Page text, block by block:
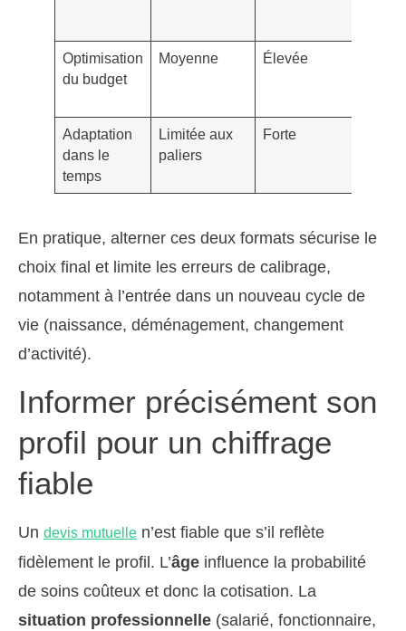
Optimisation
du budget
Moyenne Élevée
Adaptation
dans le
temps
Limitée aux
paliers
Forte
En pratique, alterner ces deux formats sécurise le
choix final et limite les erreurs de calibrage,
notamment à l’entrée dans un nouveau cycle de
vie (naissance, déménagement, changement
d’activité).
Informer précisément son
profil pour un chiffrage
fiable
Un devis mutuelle n’est fiable que s’il reflète
fidèlement le profil. L’âge influence la probabilité
de soins coûteux et donc la cotisation. La
situation professionnelle (salarié, fonctionnaire,